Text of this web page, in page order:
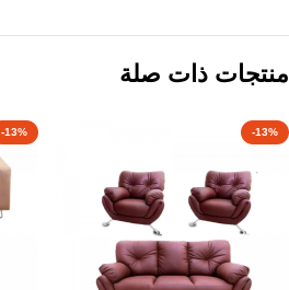
منتجات ذات صلة
-13%
-13%